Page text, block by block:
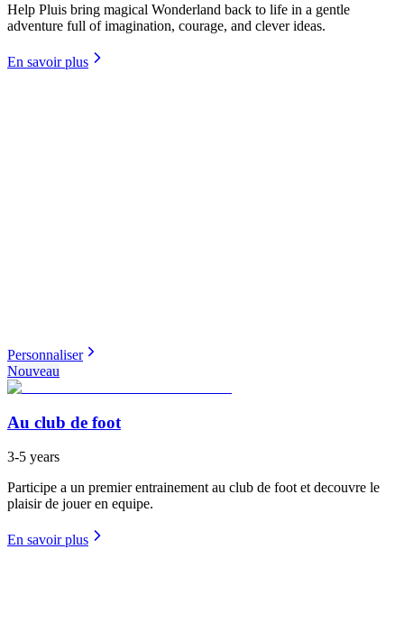
Help Pluis bring magical Wonderland back to life in a gentle
adventure full of imagination, courage, and clever ideas.
En savoir plus
Personnaliser
Nouveau
Au club de foot
3-5 years
Participe a un premier entrainement au club de foot et decouvre le
plaisir de jouer en equipe.
En savoir plus